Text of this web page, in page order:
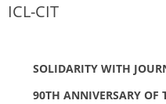
ICL-CIT
SOLIDARITY WITH
90TH ANNIVERSARY OF